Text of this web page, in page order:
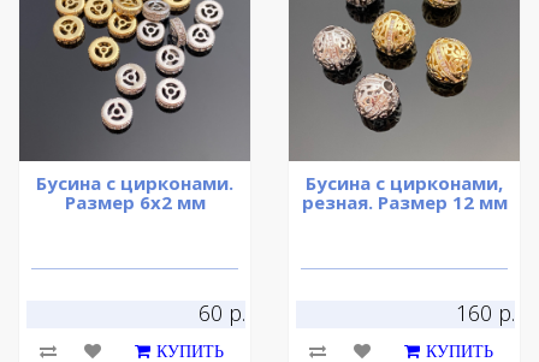
Бусина с цирконами.
Размер 6х2 мм
60 р.
КУПИТЬ
Бусина с цирконами,
резная. Размер 12 мм
160 р.
КУПИТЬ